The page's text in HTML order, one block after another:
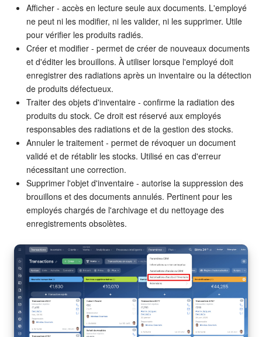
Sites
Boutique en ligne
Gestion des stocks
Messagerie web
CRM
Réservation en ligne
CoPilot - IA dans Bitrix24
Signature électronique
Signature électronique pour les RH
Analytique
BI Builder
Afficher - accès en lecture seule aux documents. L'employé
ne peut ni les modifier, ni les valider, ni les supprimer. Utile
pour vérifier les produits radiés.
Créer et modifier - permet de créer de nouveaux documents
et d'éditer les brouillons. À utiliser lorsque l'employé doit
enregistrer des radiations après un inventaire ou la détection
de produits défectueux.
Traiter des objets d'inventaire - confirme la radiation des
produits du stock. Ce droit est réservé aux employés
responsables des radiations et de la gestion des stocks.
Annuler le traitement - permet de révoquer un document
validé et de rétablir les stocks. Utilisé en cas d'erreur
nécessitant une correction.
Supprimer l'objet d'inventaire - autorise la suppression des
brouillons et des documents annulés. Pertinent pour les
employés chargés de l'archivage et du nettoyage des
enregistrements obsolètes.